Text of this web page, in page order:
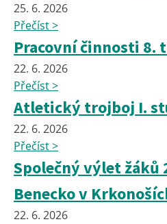
25. 6. 2026
Přečíst >
Pracovní činnosti 8.
22. 6. 2026
Přečíst >
Atletický trojboj I.
22. 6. 2026
Přečíst >
Společný výlet žáků
Benecko v
22. 6. 2026